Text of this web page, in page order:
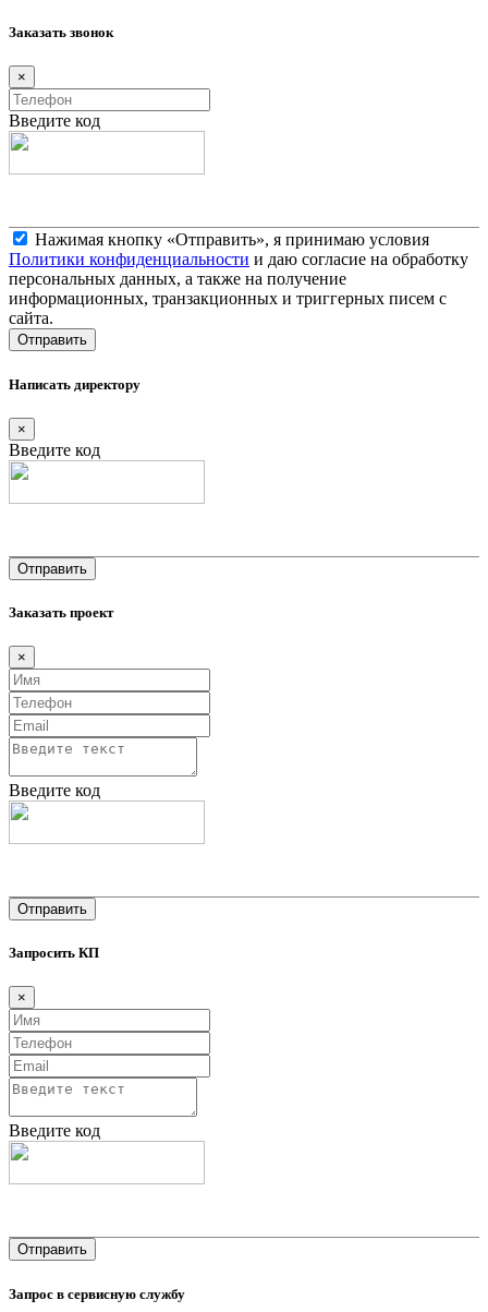
Заказать звонок
×
Введите код
Нажимая кнопку «Отправить», я принимаю условия
Политики конфиденциальности и даю согласие на обработку
персональных данных, а также на получение
информационных, транзакционных и триггерных писем с
сайта.
Написать директору
×
Введите код
Заказать проект
×
Введите код
Запросить КП
×
Введите код
Запрос в сервисную службу